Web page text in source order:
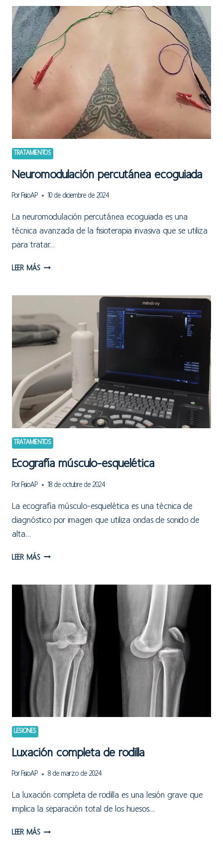
DE
CABEZA
DE
ORIGEN
CERVICAL
TRATAMIENTOS
Neuromodulación percutánea ecoguiada
Por FisioAP 10 de diciembre de 2024
La neuromodulación percutánea ecoguiada es una
técnica avanzada de la fisioterapia invasiva que se utiliza
para tratar…
LEER MÁSNEUROMODULACIÓN
TRATAMIENTOS
Ecografía músculo-esquelética
Por FisioAP 18 de octubre de 2024
La ecografía músculo-esquelética es una técnica de
diagnóstico por imagen que utiliza ondas de sonido de
alta…
LEER MÁSECOGRAFÍA
LESIONES
Luxación completa de rodilla
Por FisioAP 8 de marzo de 2024
La luxación completa de rodilla es una lesión grave que
implica la separación total de los huesos…
LEER MÁSLUXACIÓN